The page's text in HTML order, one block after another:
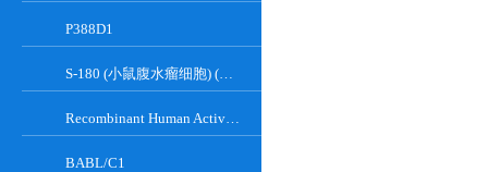
P388D1
S-180 (小鼠腹水瘤细胞) (种属鉴定正确)
Recombinant Human Active Focal Adhesion Kinase
BABL/C1